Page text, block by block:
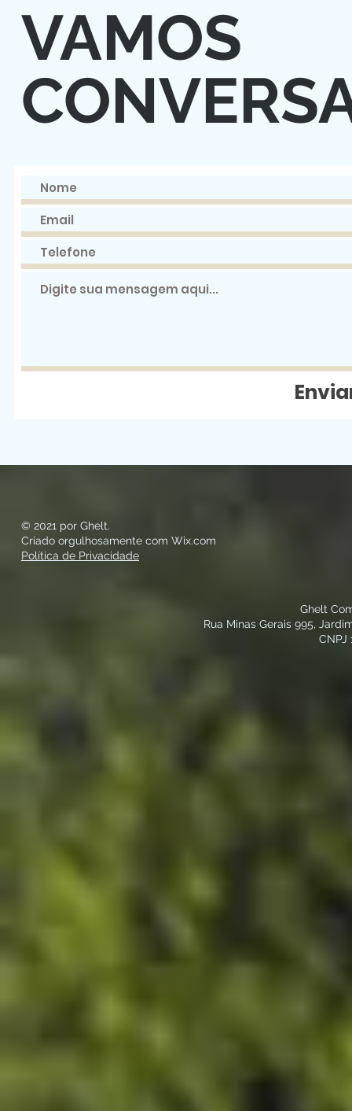
VAMOS
© 2021 por Ghelt.
Criado orgulhosamente com Wix.com
Política de Privacidade
Ghelt
Rua Minas Gerais 995,
CNPJ